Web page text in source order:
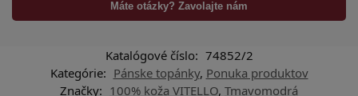
Máte otázky? Zavolajte nám
Katalógové číslo: 74852/2
Kategórie: Pánske topánky, Ponuka produktov
Značky: 100% koža VITELLO, Tmavomodrá